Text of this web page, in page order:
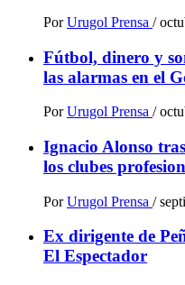
Por Urugol Prensa /
Fútbol, dinero y
las alarmas en el
Por Urugol Prensa /
Ignacio Alonso
los clubes
Por Urugol Prensa /
Ex dirigente de
El Espectador